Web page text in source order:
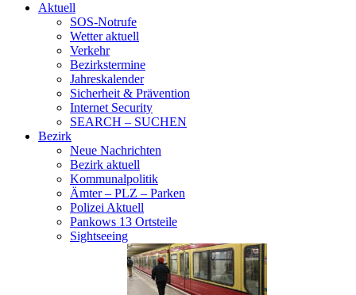
Aktuell
SOS-Notrufe
Wetter aktuell
Verkehr
Bezirkstermine
Jahreskalender
Sicherheit & Prävention
Internet Security
SEARCH – SUCHEN
Bezirk
Neue Nachrichten
Bezirk aktuell
Kommunalpolitik
Ämter – PLZ – Parken
Polizei Aktuell
Pankows 13 Ortsteile
Sightseeing